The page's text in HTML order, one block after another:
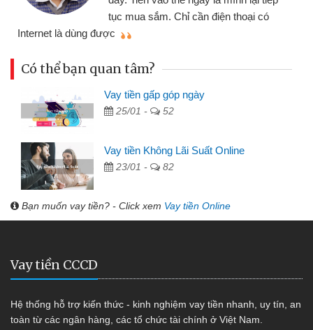
đã giải quyết được công việc của
Có thể bạn quan tâm?
Vay tiền gấp góp ngày
25/01 - 52
Vay tiền Không Lãi Suất Online
23/01 - 82
Bạn muốn vay tiền? - Click xem Vay tiền Online
Vay tiền CCCD
Hệ thống hỗ trợ kiến thức - kinh nghiệm vay tiền nhanh, uy tín, an
toàn từ các ngân hàng, các tổ chức tài chính ở Việt Nam.